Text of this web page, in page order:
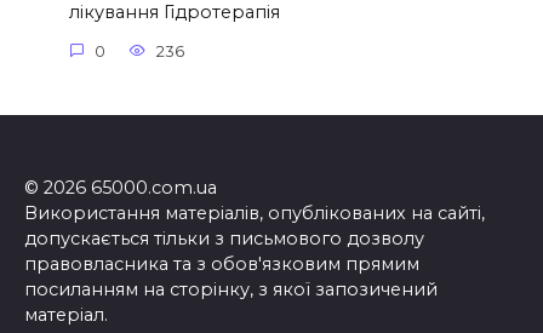
лікування Гідротерапія
0 236
© 2026 65000.com.ua
Використання матеріалів, опублікованих на сайті,
допускається тільки з письмового дозволу
правовласника та з обов'язковим прямим
посиланням на сторінку, з якої запозичений
матеріал.